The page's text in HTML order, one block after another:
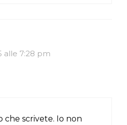
alle 7:28 pm
che scrivete. Io non